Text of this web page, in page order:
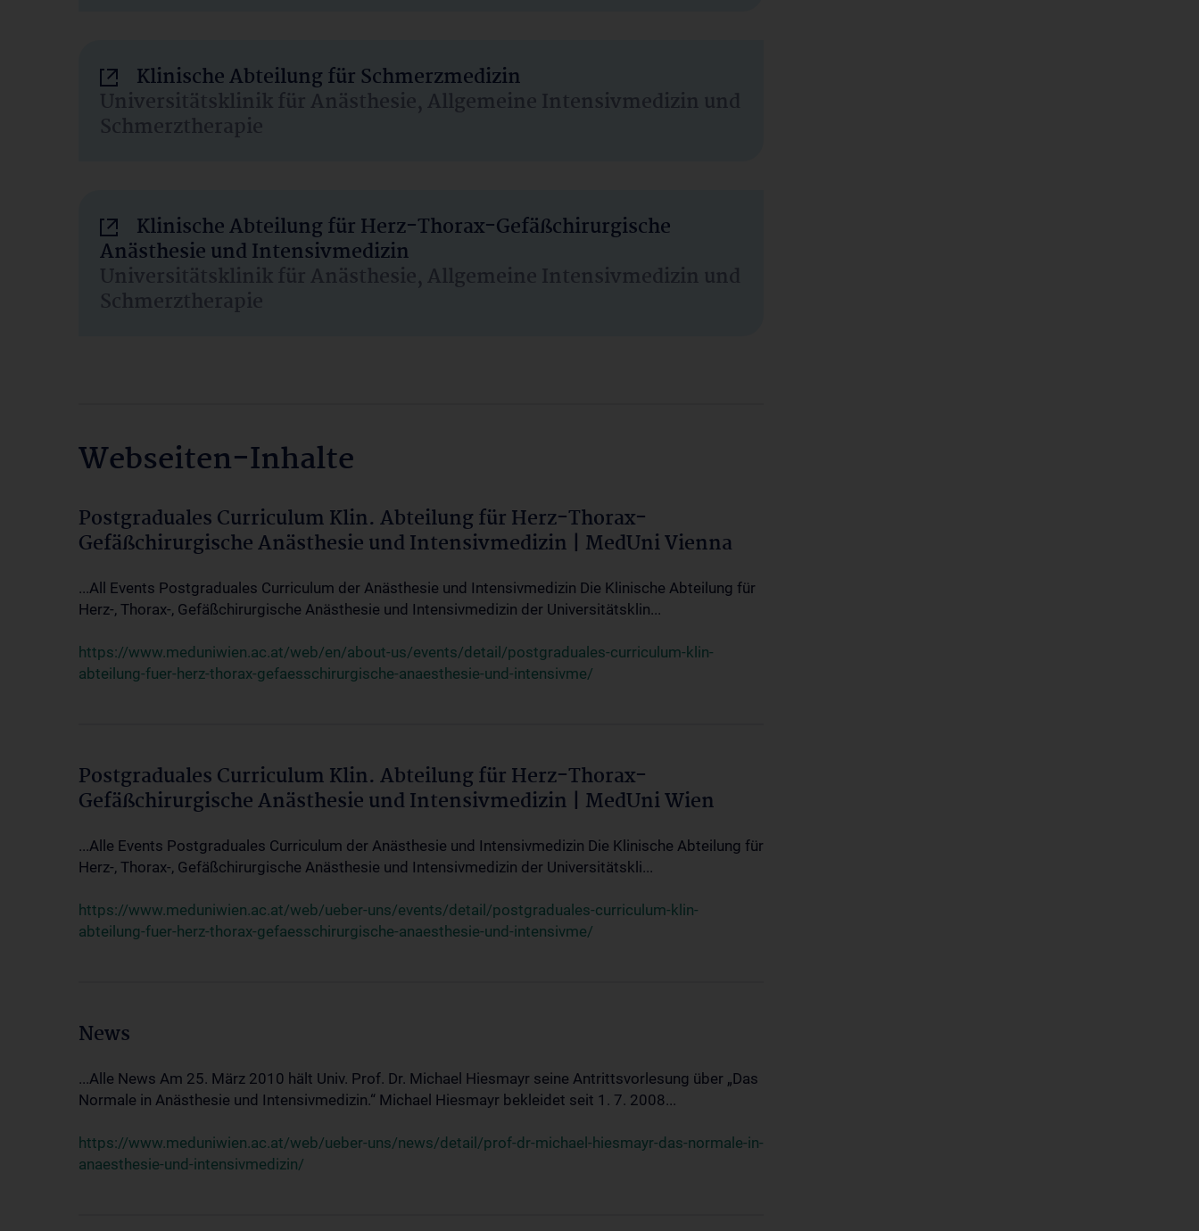
Klinische Abteilung für Schmerzmedizin
Universitätsklinik für Anästhesie, Allgemeine Intensivmedizin und
Schmerztherapie
Klinische Abteilung für Herz-Thorax-Gefäßchirurgische
Anästhesie und Intensivmedizin
Universitätsklinik für Anästhesie, Allgemeine Intensivmedizin und
Schmerztherapie
Webseiten-Inhalte
Postgraduales Curriculum Klin. Abteilung für Herz-Thorax-
Gefäßchirurgische Anästhesie und Intensivmedizin | MedUni Vienna
...All Events Postgraduales Curriculum der Anästhesie und Intensivmedizin Die Klinische Abteilung für
Herz-, Thorax-, Gefäßchirurgische Anästhesie und Intensivmedizin der Universitätsklin...
https://www.meduniwien.ac.at/web/en/about-us/events/detail/postgraduales-curriculum-klin-
abteilung-fuer-herz-thorax-gefaesschirurgische-anaesthesie-und-intensivme/
Postgraduales Curriculum Klin. Abteilung für Herz-Thorax-
Gefäßchirurgische Anästhesie und Intensivmedizin | MedUni Wien
...Alle Events Postgraduales Curriculum der Anästhesie und Intensivmedizin Die Klinische Abteilung für
Herz-, Thorax-, Gefäßchirurgische Anästhesie und Intensivmedizin der Universitätskli...
https://www.meduniwien.ac.at/web/ueber-uns/events/detail/postgraduales-curriculum-klin-
abteilung-fuer-herz-thorax-gefaesschirurgische-anaesthesie-und-intensivme/
News
...Alle News Am 25. März 2010 hält Univ. Prof. Dr. Michael Hiesmayr seine Antrittsvorlesung über „Das
Normale in Anästhesie und Intensivmedizin.“ Michael Hiesmayr bekleidet seit 1. 7. 2008...
https://www.meduniwien.ac.at/web/ueber-uns/news/detail/prof-dr-michael-hiesmayr-das-normale-in-
anaesthesie-und-intensivmedizin/